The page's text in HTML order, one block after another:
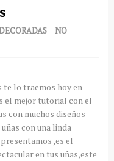
NO
te lo traemos hoy en
el mejor tutorial con el
con muchos diseños
con una linda
,es el
en tus uñas,este